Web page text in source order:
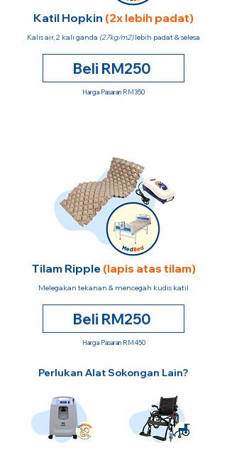
Katil Hopkin (2x lebih padat)
Kalis air, 2 kali ganda (27kg/m2)lebih padat & selesa
Beli RM250
Harga Pasaran RM350
Tilam Ripple (lapis atas tilam)
Melegakan tekanan & mencegah kudis katil
Beli RM250
Harga Pasaran RM450
Perlukan Alat Sokongan Lain?